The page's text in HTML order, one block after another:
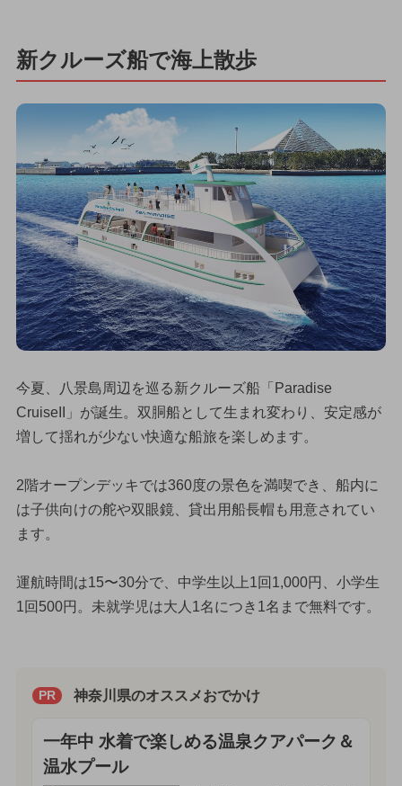
新クルーズ船で海上散歩
今夏、八景島周辺を巡る新クルーズ船「Paradise
CruiseII」が誕生。双胴船として生まれ変わり、安定感が
増して揺れが少ない快適な船旅を楽しめます。
2階オープンデッキでは360度の景色を満喫でき、船内に
は子供向けの舵や双眼鏡、貸出用船長帽も用意されてい
ます。
運航時間は15〜30分で、中学生以上1回1,000円、小学生
1回500円。未就学児は大人1名につき1名まで無料です。
PR 神奈川県のオススメおでかけ
一年中 水着で楽しめる温泉クアパーク＆
温水プール